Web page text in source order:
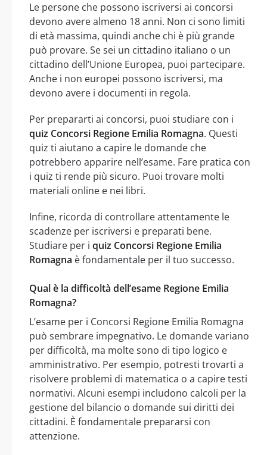
Le persone che possono iscriversi ai concorsi
devono avere almeno 18 anni. Non ci sono limiti
di età massima, quindi anche chi è più grande
può provare. Se sei un cittadino italiano o un
cittadino dell’Unione Europea, puoi partecipare.
Anche i non europei possono iscriversi, ma
devono avere i documenti in regola.
Per prepararti ai concorsi, puoi studiare con i
quiz Concorsi Regione Emilia Romagna. Questi
quiz ti aiutano a capire le domande che
potrebbero apparire nell’esame. Fare pratica con
i quiz ti rende più sicuro. Puoi trovare molti
materiali online e nei libri.
Infine, ricorda di controllare attentamente le
scadenze per iscriversi e preparati bene.
Studiare per i quiz Concorsi Regione Emilia
Romagna è fondamentale per il tuo successo.
Qual è la difficoltà dell’esame Regione Emilia
Romagna?
L’esame per i Concorsi Regione Emilia Romagna
può sembrare impegnativo. Le domande variano
per difficoltà, ma molte sono di tipo logico e
amministrativo. Per esempio, potresti trovarti a
risolvere problemi di matematica o a capire testi
normativi. Alcuni esempi includono calcoli per la
gestione del bilancio o domande sui diritti dei
cittadini. È fondamentale prepararsi con
attenzione.